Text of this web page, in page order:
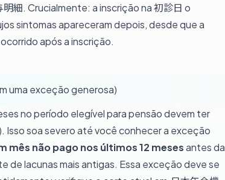
細. Crucialmente: a inscrição na 初診日 o
sintomas apareceram depois, desde que a
após a inscrição.
uma exceção generosa)
no período elegível para pensão devem ter
Isso soa severo até você conhecer a exceção
mês não pago nos últimos 12 mesesantes da
lacunas mais antigas. Essa exceção deve se